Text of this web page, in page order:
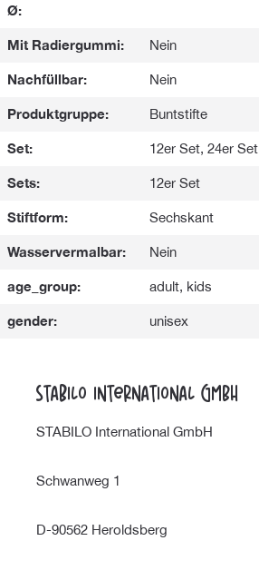
Ø:
Mit Radiergummi: Nein
Nachfüllbar: Nein
Produktgruppe: Buntstifte
Set: 12er Set, 24er Set
Sets: 12er Set
Stiftform: Sechskant
Wasservermalbar: Nein
age_group: adult, kids
gender: unisex
STABILO International GmbH
STABILO International GmbH
Schwanweg 1
D-90562 Heroldsberg